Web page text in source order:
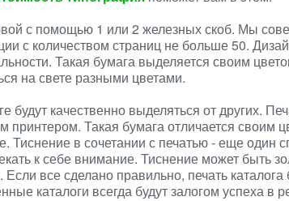
с помощью 1 или 2 железных скоб. Мы
с количеством страниц не больше 50.
Такая бумага выделяется своим
на свете разными цветами.
будут качественно выделяться от других.
Такая бумага отличается своим
Тиснение в сочетании с печатью - еще один
к себе внимание. Тиснение может быть
все сделано правильно, печать каталога
каталоги всегда будут залогом успеха в